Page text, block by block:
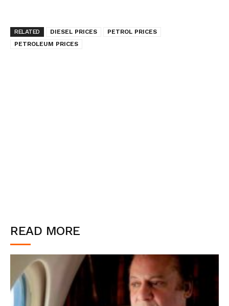
RELATED DIESEL PRICES
PETROL PRICES
PETROLEUM PRICES
READ MORE